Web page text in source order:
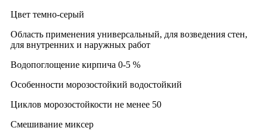
Цвет темно-серый
Область применения универсальный, для возведения стен,
для внутренних и наружных работ
Водопоглощение кирпича 0-5 %
Особенности морозостойкий водостойкий
Циклов морозостойкости не менее 50
Смешивание миксер